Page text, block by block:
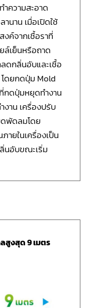
ำความสะอาด
านาน เมื่อเปิดใช้
ค์จากเชื้อราที่
เย็นหรือถาด
ดกลิ่นอับและเชื้อ
โดยกดปุ่ม Mold
กดปุ่มหยุดทำงาน
งาน เครื่องปรับ
ดพัดลมโดย
ายในเครื่องเป็น
ลิ่นอับขณะเริ่ม
สูงสุด 9 เมตร